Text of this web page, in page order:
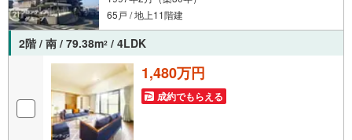
65戸 / 地上11階建
2階 / 南 / 79.38m2 / 4LDK
1,480万円
成約でもらえる